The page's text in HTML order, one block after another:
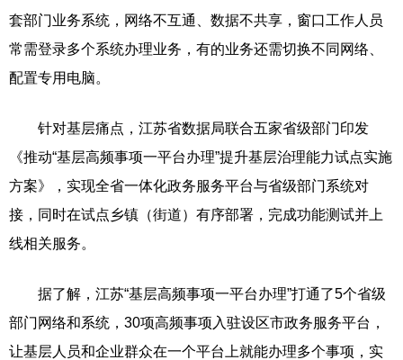
套部门业务系统，网络不互通、数据不共享，窗口工作人员
常需登录多个系统办理业务，有的业务还需切换不同网络、
配置专用电脑。
针对基层痛点，江苏省数据局联合五家省级部门印发
《推动“基层高频事项一平台办理”提升基层治理能力试点实施
方案》，实现全省一体化政务服务平台与省级部门系统对
接，同时在试点乡镇（街道）有序部署，完成功能测试并上
线相关服务。
据了解，江苏“基层高频事项一平台办理”打通了5个省级
部门网络和系统，30项高频事项入驻设区市政务服务平台，
让基层人员和企业群众在一个平台上就能办理多个事项，实